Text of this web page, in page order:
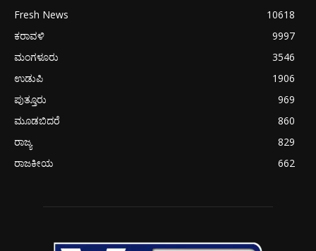
Fresh News
10618
ಕರಾವಳಿ
9997
ಮಂಗಳೂರು
3546
ಉಡುಪಿ
1906
ಪುತ್ತೂರು
969
ಮೂಡಬಿದರೆ
860
ರಾಜ್ಯ
829
ರಾಜಕೀಯ
662